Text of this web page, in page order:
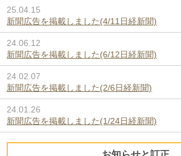
25.04.15
新聞広告を掲載しました(4/11日経新聞)
24.06.12
新聞広告を掲載しました(6/12日経新聞)
24.02.07
新聞広告を掲載しました(2/6日経新聞)
24.01.26
新聞広告を掲載しました(1/24日経新聞)